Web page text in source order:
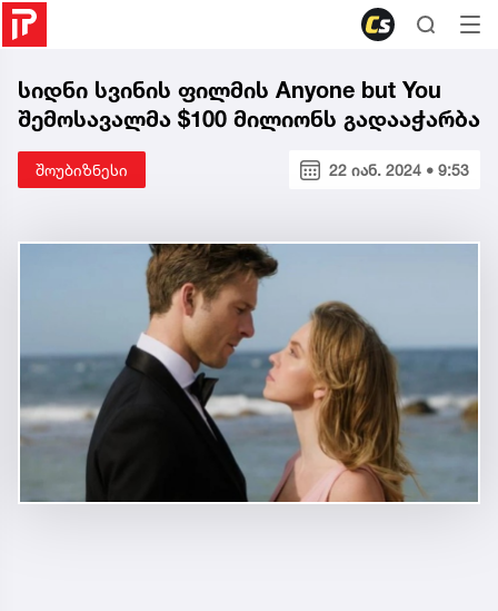
სიდნი სვინის ფილმის Anyone but You
შემოსავალმა $100 მილიონს გადააჭარბა
შოუბიზნესი 22 იან. 2024 • 9:53